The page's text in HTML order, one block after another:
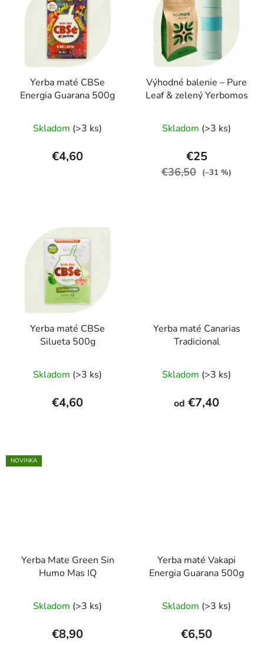
Yerba maté CBSe
Energia Guarana 500g
hodnotenie
produktu
je
hviezdičiek.
Skladom (>3 ks)
€4,60
Výhodné balenie – Pure
Leaf & zelený Yerbomos
Skladom (>3 ks)
€25
€36,50 (–31 %)
Yerba maté CBSe
Silueta 500g
hodnotenie
produktu
je
Skladom (>3 ks)
€4,60
Yerba maté Canarias
Tradicional
hodnotenie
produktu
je
Skladom (>3 ks)
od €7,40
NOVINKA
Yerba Mate Green Sin
Humo Mas IQ
Skladom (>3 ks)
€8,90
Yerba maté Vakapi
Energia Guarana 500g
hodnotenie
produktu
Skladom (>3 ks)
€6,50